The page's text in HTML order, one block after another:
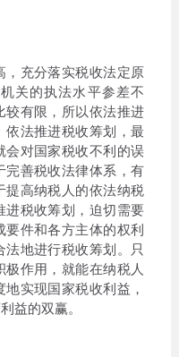
充分落实税收法定原
关的执法水平参差不
较有限，所以依法推进
依法推进税收筹划，最
会对国家税收不利的误
完善税收法律体系，有
提高纳税人的依法纳税
进税收筹划，迫切需要
件和各方主体的权利
法地进行税收筹划。只
作用，就能在纳税人
实现国家税收利益，
益的双赢。